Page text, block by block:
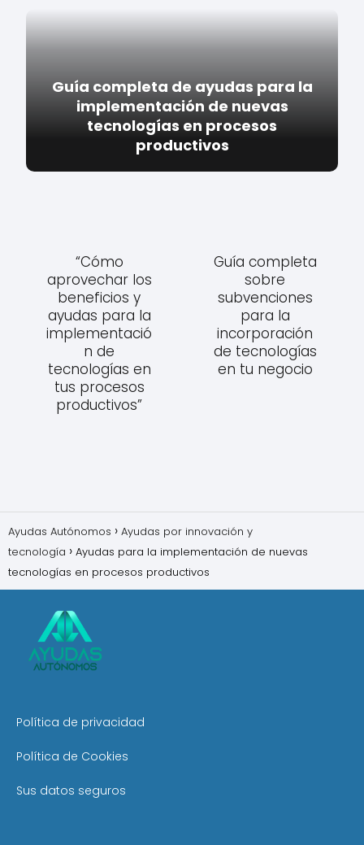
Guía completa de ayudas para la
implementación de nuevas
tecnologías en procesos
productivos
“Cómo
aprovechar los
beneficios y
ayudas para la
implementació
n de
tecnologías en
tus procesos
productivos”
Guía completa
sobre
subvenciones
para la
incorporación
de tecnologías
en tu negocio
Ayudas Autónomos
Ayudas por innovación y
tecnología
Ayudas para la implementación de nuevas
tecnologías en procesos productivos
Política de privacidad
Política de Cookies
Sus datos seguros